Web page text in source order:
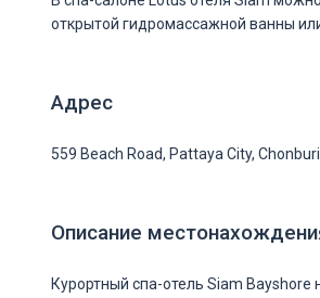
открытой гидромассажной ванны
Адрес
559 Beach Road, Pattaya City,
Описание
Курортный спа-отель Siam Bayshore